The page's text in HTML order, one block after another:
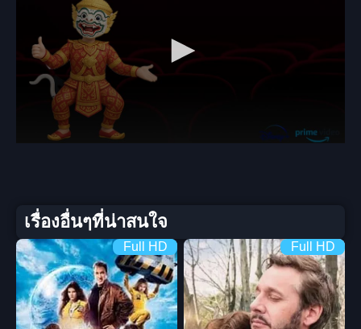
เรื่องอื่นๆที่น่าสนใจ
Full HD Full HD